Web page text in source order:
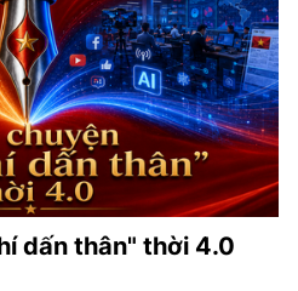
dấn thân" thời 4.0